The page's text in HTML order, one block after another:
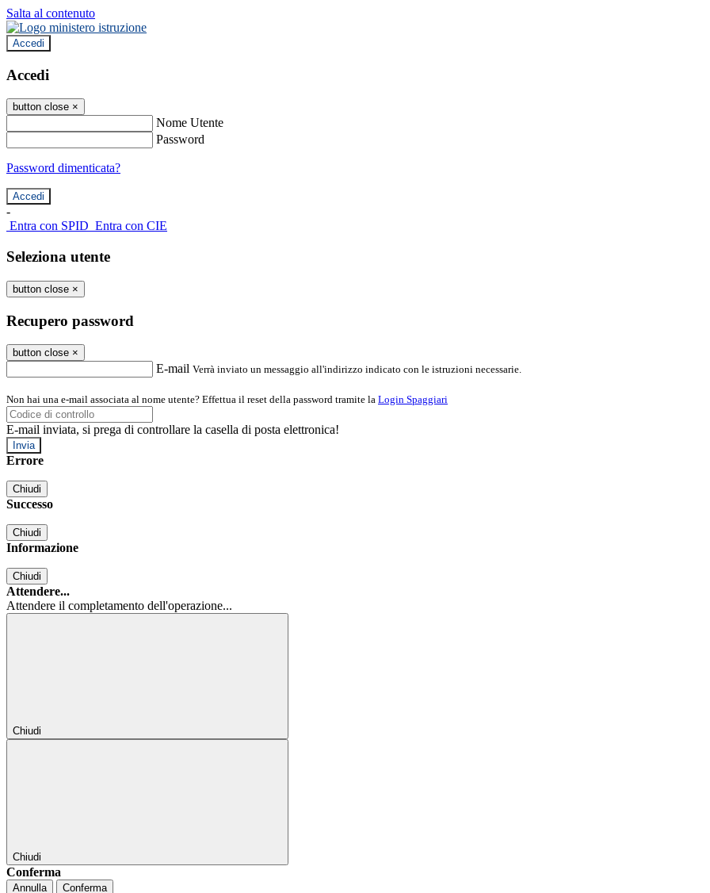
Salta al contenuto
Accedi
Accedi
button close ×
Nome Utente
Password
Password dimenticata?
-
Entra con SPID Entra con CIE
Seleziona utente
button close ×
Recupero password
button close ×
E-mail Verrà inviato un messaggio all'indirizzo indicato con le istruzioni necessarie.
Non hai una e-mail associata al nome utente? Effettua il reset della password tramite la Login Spaggiari
E-mail inviata, si prega di controllare la casella di posta elettronica!
Errore
Chiudi
Successo
Chiudi
Informazione
Chiudi
Attendere...
Attendere il completamento dell'operazione...
Chiudi
Chiudi
Conferma
Annulla Conferma